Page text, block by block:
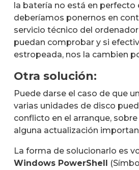
la batería no está en perfecto
deberíamos ponernos en
servicio técnico del
puedan comprobar y si
estropeada, nos la cambien
Otra solución:
Puede darse el caso de que
varias unidades de disco
conflicto en el arranque,
alguna actualización
La forma de solucionarlo es
Windows PowerShell